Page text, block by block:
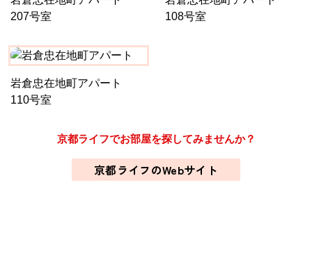
207号室
108号室
岩倉忠在地町アパート
110号室
京都ライフでお部屋を探してみませんか？
京都ライフのWebサイト